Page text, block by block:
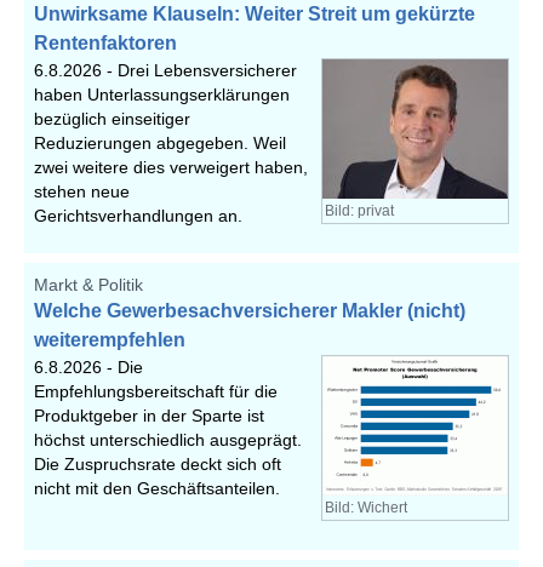
Unwirksame Klauseln: Weiter Streit um gekürzte
Rentenfaktoren
Bild: privat
6.8.2026 - Drei Lebensversicherer
haben Unterlassungserklärungen
bezüglich einseitiger
Reduzierungen abgegeben. Weil
zwei weitere dies verweigert haben,
stehen neue
Gerichtsverhandlungen an.
Markt & Politik
Welche Gewerbesachversicherer Makler (nicht)
weiterempfehlen
Bild: Wichert
6.8.2026 - Die
Empfehlungsbereitschaft für die
Produktgeber in der Sparte ist
höchst unterschiedlich ausgeprägt.
Die Zuspruchsrate deckt sich oft
nicht mit den Geschäftsanteilen.